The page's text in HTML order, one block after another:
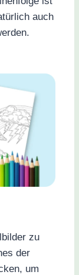
auch
zu
der
um